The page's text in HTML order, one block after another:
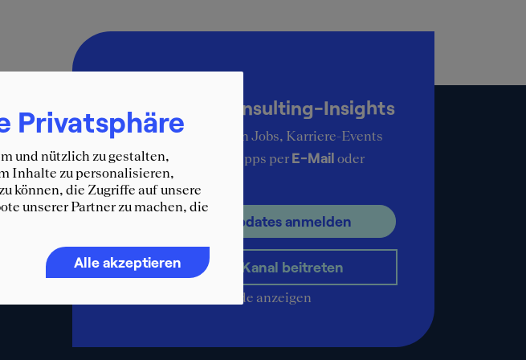
SQUEAKER Consulting-Insights
Erhalte die aktuellsten Jobs, Karriere-Events
und weitere Karrieretipps per E-Mail oder
WhatsApp
Für E-Mail Updates anmelden
WhatsApp-Kanal beitreten
QR-Code anzeigen
Privatsphäre
und nützlich zu gestalten,
Inhalte zu personalisieren,
können, die Zugriffe auf unsere
unserer Partner zu machen, die
Alle akzeptieren